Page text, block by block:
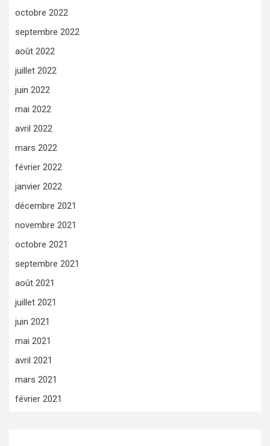
octobre 2022
septembre 2022
août 2022
juillet 2022
juin 2022
mai 2022
avril 2022
mars 2022
février 2022
janvier 2022
décembre 2021
novembre 2021
octobre 2021
septembre 2021
août 2021
juillet 2021
juin 2021
mai 2021
avril 2021
mars 2021
février 2021